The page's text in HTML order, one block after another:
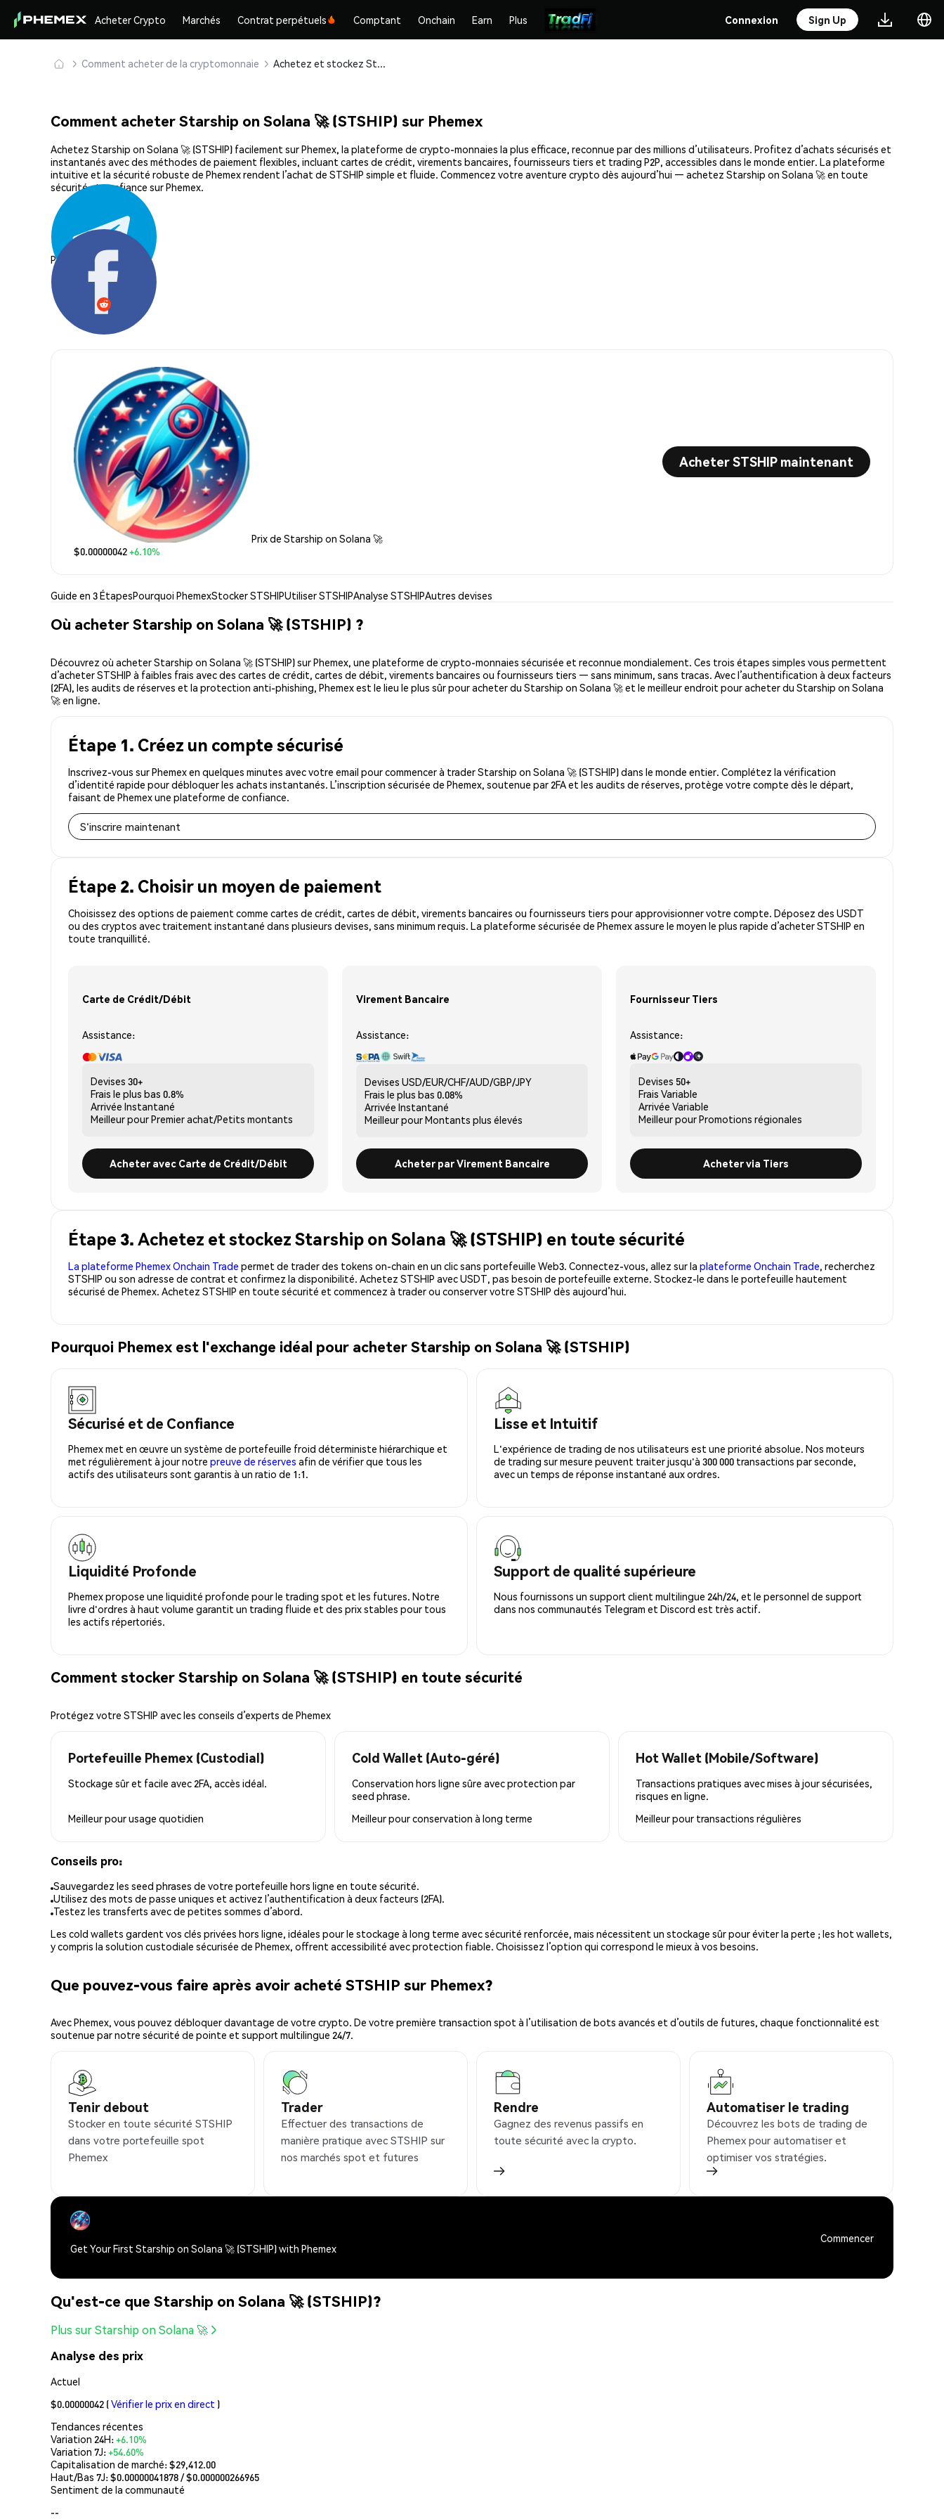
Acheter Crypto Marchés Contrat perpétuels Comptant Onchain Earn Plus Connexion Sign Up
Comment acheter de la cryptomonnaie Achetez et stockez Starship on Solana 🚀 (STSHIP) en toute sécurité
Comment acheter Starship on Solana 🚀 (STSHIP) sur Phemex
Achetez Starship on Solana 🚀 (STSHIP) facilement sur Phemex, la plateforme de crypto-monnaies la plus efficace, reconnue par des millions d’utilisateurs. Profitez d’achats sécurisés et
instantanés avec des méthodes de paiement flexibles, incluant cartes de crédit, virements bancaires, fournisseurs tiers et trading P2P, accessibles dans le monde entier. La plateforme
intuitive et la sécurité robuste de Phemex rendent l’achat de STSHIP simple et fluide. Commencez votre aventure crypto dès aujourd’hui — achetez Starship on Solana 🚀 en toute
sécurité et confiance sur Phemex.
Partager:
Prix de Starship on Solana 🚀
$0.00000042+6.10%
Acheter STSHIP maintenant
Guide en 3 ÉtapesPourquoi PhemexStocker STSHIPUtiliser STSHIPAnalyse STSHIPAutres devises
Où acheter Starship on Solana 🚀 (STSHIP) ?
Découvrez où acheter Starship on Solana 🚀 (STSHIP) sur Phemex, une plateforme de crypto-monnaies sécurisée et reconnue mondialement. Ces trois étapes simples vous permettent
d’acheter STSHIP à faibles frais avec des cartes de crédit, cartes de débit, virements bancaires ou fournisseurs tiers — sans minimum, sans tracas. Avec l’authentification à deux facteurs
(2FA), les audits de réserves et la protection anti-phishing, Phemex est le lieu le plus sûr pour acheter du Starship on Solana 🚀 et le meilleur endroit pour acheter du Starship on Solana
🚀 en ligne.
Étape 1. Créez un compte sécurisé
Inscrivez-vous sur Phemex en quelques minutes avec votre email pour commencer à trader Starship on Solana 🚀 (STSHIP) dans le monde entier. Complétez la vérification
d’identité rapide pour débloquer les achats instantanés. L’inscription sécurisée de Phemex, soutenue par 2FA et les audits de réserves, protège votre compte dès le départ,
faisant de Phemex une plateforme de confiance.
S'inscrire maintenant
Étape 2. Choisir un moyen de paiement
Choisissez des options de paiement comme cartes de crédit, cartes de débit, virements bancaires ou fournisseurs tiers pour approvisionner votre compte. Déposez des USDT
ou des cryptos avec traitement instantané dans plusieurs devises, sans minimum requis. La plateforme sécurisée de Phemex assure le moyen le plus rapide d’acheter STSHIP en
toute tranquillité.
Carte de Crédit/Débit
Assistance:
Devises 30+
Frais le plus bas 0.8%
Arrivée Instantané
Meilleur pourPremier achat/Petits montants
Acheter avec Carte de Crédit/Débit
Virement Bancaire
Assistance:
Devises USD/EUR/CHF/AUD/GBP/JPY
Frais le plus bas 0.08%
Arrivée Instantané
Meilleur pourMontants plus élevés
Acheter par Virement Bancaire
Fournisseur Tiers
Assistance:
Devises 50+
Frais Variable
Arrivée Variable
Meilleur pourPromotions régionales
Acheter via Tiers
Étape 3. Achetez et stockez Starship on Solana 🚀 (STSHIP) en toute sécurité
La plateforme Phemex Onchain Trade permet de trader des tokens on-chain en un clic sans portefeuille Web3. Connectez-vous, allez sur la plateforme Onchain Trade, recherchez
STSHIP ou son adresse de contrat et confirmez la disponibilité. Achetez STSHIP avec USDT, pas besoin de portefeuille externe. Stockez-le dans le portefeuille hautement
sécurisé de Phemex. Achetez STSHIP en toute sécurité et commencez à trader ou conserver votre STSHIP dès aujourd’hui.
Pourquoi Phemex est l'exchange idéal pour acheter Starship on Solana 🚀 (STSHIP)
Sécurisé et de Confiance
Phemex met en œuvre un système de portefeuille froid déterministe hiérarchique et
met régulièrement à jour notre preuve de réserves afin de vérifier que tous les
actifs des utilisateurs sont garantis à un ratio de 1:1.
Lisse et Intuitif
L'expérience de trading de nos utilisateurs est une priorité absolue. Nos moteurs
de trading sur mesure peuvent traiter jusqu'à 300 000 transactions par seconde,
avec un temps de réponse instantané aux ordres.
Liquidité Profonde
Phemex propose une liquidité profonde pour le trading spot et les futures. Notre
livre d'ordres à haut volume garantit un trading fluide et des prix stables pour tous
les actifs répertoriés.
Support de qualité supérieure
Nous fournissons un support client multilingue 24h/24, et le personnel de support
dans nos communautés Telegram et Discord est très actif.
Comment stocker Starship on Solana 🚀 (STSHIP) en toute sécurité
Protégez votre STSHIP avec les conseils d’experts de Phemex
Portefeuille Phemex (Custodial)
Stockage sûr et facile avec 2FA, accès idéal.
Meilleur pourusage quotidien
Cold Wallet (Auto-géré)
Conservation hors ligne sûre avec protection par
seed phrase.
Meilleur pourconservation à long terme
Hot Wallet (Mobile/Software)
Transactions pratiques avec mises à jour sécurisées,
risques en ligne.
Meilleur pour transactions régulières
Conseils pro:
Sauvegardez les seed phrases de votre portefeuille hors ligne en toute sécurité.
Utilisez des mots de passe uniques et activez l’authentification à deux facteurs (2FA).
Testez les transferts avec de petites sommes d’abord.
Les cold wallets gardent vos clés privées hors ligne, idéales pour le stockage à long terme avec sécurité renforcée, mais nécessitent un stockage sûr pour éviter la perte ; les hot wallets,
y compris la solution custodiale sécurisée de Phemex, offrent accessibilité avec protection fiable. Choisissez l’option qui correspond le mieux à vos besoins.
Que pouvez-vous faire après avoir acheté STSHIP sur Phemex?
Avec Phemex, vous pouvez débloquer davantage de votre crypto. De votre première transaction spot à l’utilisation de bots avancés et d’outils de futures, chaque fonctionnalité est
soutenue par notre sécurité de pointe et support multilingue 24/7.
Tenir debout
Stocker en toute sécurité STSHIP
dans votre portefeuille spot
Phemex
Trader
Effectuer des transactions de
manière pratique avec STSHIP sur
nos marchés spot et futures
Rendre
Gagnez des revenus passifs en
toute sécurité avec la crypto.
Automatiser le trading
Découvrez les bots de trading de
Phemex pour automatiser et
optimiser vos stratégies.
Get Your First Starship on Solana 🚀 (STSHIP) with Phemex
Commencer
Qu'est-ce que Starship on Solana 🚀 (STSHIP)?
Plus sur Starship on Solana 🚀
Analyse des prix
Actuel
$0.00000042 (Vérifier le prix en direct )
Tendances récentes
Variation 24H:+6.10%
Variation 7J:+54.60%
Capitalisation de marché:$29,412.00
Haut/Bas 7J: $0.00000041878/ $0.000000266965
Sentiment de la communauté
--